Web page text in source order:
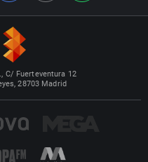
C/ Fuerteventura 12
28703 Madrid